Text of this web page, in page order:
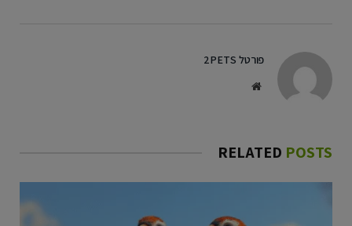
פורטל 2PETS
Website
RELATED POSTS